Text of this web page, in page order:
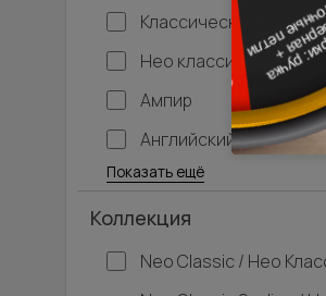
Классический
Нео классика
Ампир
Английский
Багетные
Барокко
Кантри
Крашенные
Лофт
Модерн
Под старину
Прованс
Скандинавский
Современная классика
Хай-тек
Показать ещё
Коллекция
Neo Classic / Нео